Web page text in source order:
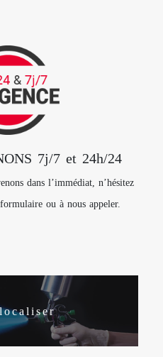
7j/7 et 24h/24
dans l’immédiat, n’hésitez
ou à nous appeler.